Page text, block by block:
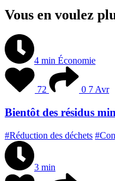
Vous en voulez
4 min Économie
72 0 7 Avr
Bientôt des résidus
#Réduction des déchets
3 min